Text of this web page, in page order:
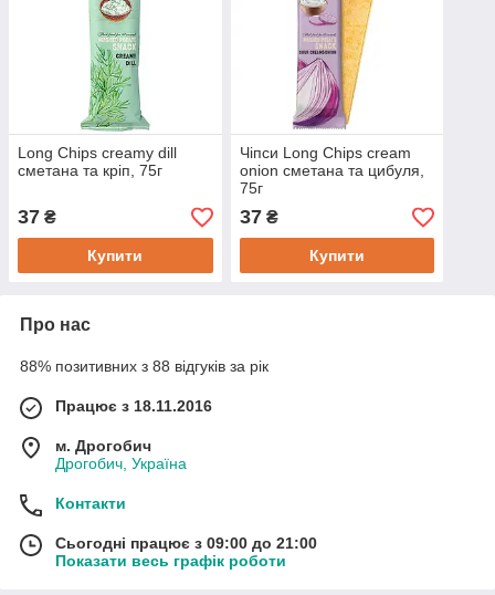
Long Chips creamy dill
сметана та кріп, 75г
37 ₴
Купити
Чіпси Long Chips cream
onion сметана та цибуля,
75г
37₴
Купити
Про нас
88% позитивних з 88 відгуків за рік
Працює з 18.11.2016
м. Дрогобич
Дрогобич, Україна
Контакти
Сьогодні працює з 09:00 до 21:00
Показати весь графік роботи